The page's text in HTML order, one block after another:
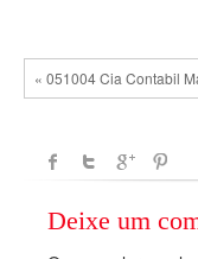
« 051004 Cia Contabil
Deixe um